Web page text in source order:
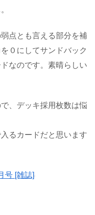
点とも言える部分を補
０にしてサンドバック
なのです。素晴らしい
、デッキ採用枚数は悩
るカードだと思います
号 [雑誌]